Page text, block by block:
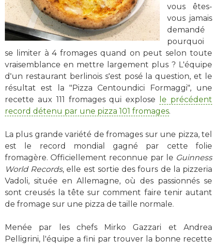
vous êtes-
vous jamais
demandé
pourquoi
se limiter à 4 fromages quand on peut selon toute
vraisemblance en mettre largement plus ? L'équipe
d'un restaurant berlinois s'est posé la question, et le
résultat est la "Pizza Centoundici Formaggi", une
recette aux 111 fromages qui explose
le précédent
record détenu par une pizza 101 fromages.
La plus grande variété de fromages sur une pizza, tel
est le record mondial gagné par cette folie
fromagère. Officiellement reconnue par le Guinness
World Records, elle est sortie des fours de la pizzeria
Vadoli, située en Allemagne, où des passionnés se
sont creusés la tête sur comment faire tenir autant
de fromage sur une pizza de taille normale.
Menée par les chefs Mirko Gazzari et Andrea
Pelligrini, l'équipe a fini par trouver la bonne recette